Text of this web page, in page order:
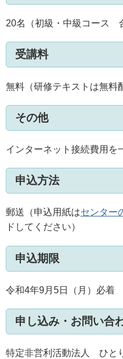
20名（初級・中級コース
受講料
無料（研修テキストは無料
その他
インターネット接続費用を
申込方法
郵送（申込用紙はセンター
ドしてください）
申込期限
令和4年9月5日（月）必着
申し込み・お問い合
特定非営利活動法人 ひと